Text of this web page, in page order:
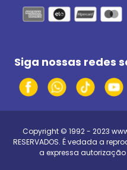
Siga nossas redes
Copyright © 1992 - 2023
RESERVADOS. É vedada a
a expressa